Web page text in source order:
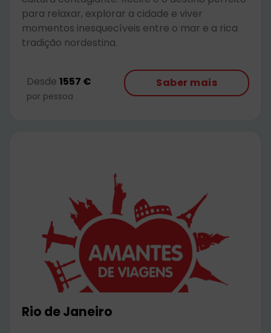
para relaxar, explorar a cidade e viver
momentos inesquecíveis entre o mar e a rica
tradição nordestina.
Desde 1557 €
por pessoa
Saber mais
Rio de Janeiro